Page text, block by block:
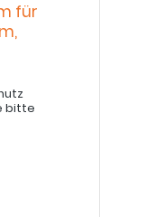
für
bitte